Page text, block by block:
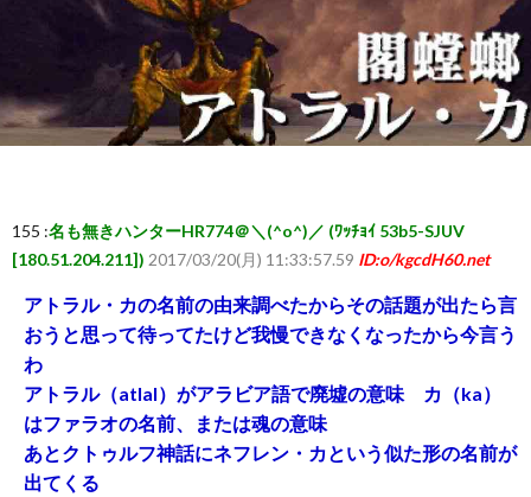
ま
と
報】
155 :名も無きハンターHR774＠＼(^o^)／ (ﾜｯﾁｮｲ 53b5-SJUV
[180.51.204.211]) 2017/03/20(月) 11:33:57.59 ID:o/kgcdH60.net
アトラル・カの名前の由来調べたからその話題が出たら言
おうと思って待ってたけど我慢できなくなったから今言う
わ
アトラル（atlal）がアラビア語で廃墟の意味 カ（ka）
はファラオの名前、または魂の意味
あとクトゥルフ神話にネフレン・カという似た形の名前が
出てくる